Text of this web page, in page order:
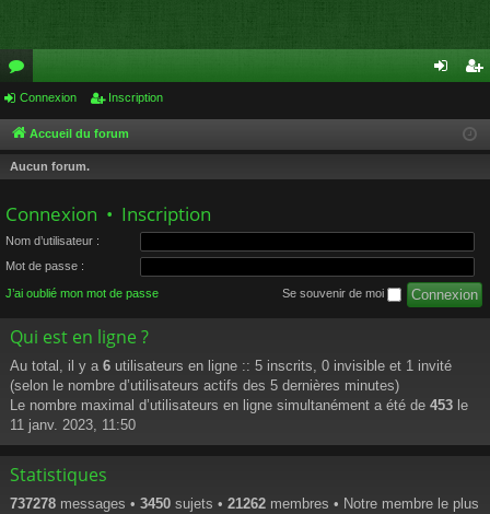
or
u
m
cri
Connexion Inscription
Accueil du forum
Aucun forum.
Connexion • Inscription
Nom d’utilisateur :
Mot de passe :
J’ai oublié mon mot de passe Se souvenir de moi
Qui est en ligne ?
Au total, il y a 6 utilisateurs en ligne :: 5 inscrits, 0 invisible et 1 invité
(selon le nombre d’utilisateurs actifs des 5 dernières minutes)
Le nombre maximal d’utilisateurs en ligne simultanément a été de 453 le
11 janv. 2023, 11:50
Statistiques
737278 messages • 3450 sujets • 21262 membres • Notre membre le plus